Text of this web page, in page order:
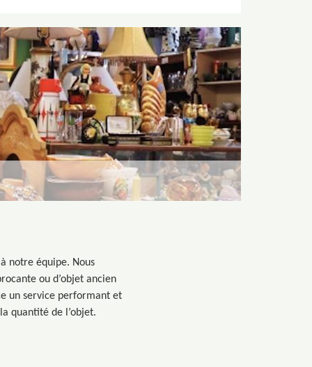
notre équipe. Nous
ou d’objet ancien
un service performant et
quantité de l’objet.